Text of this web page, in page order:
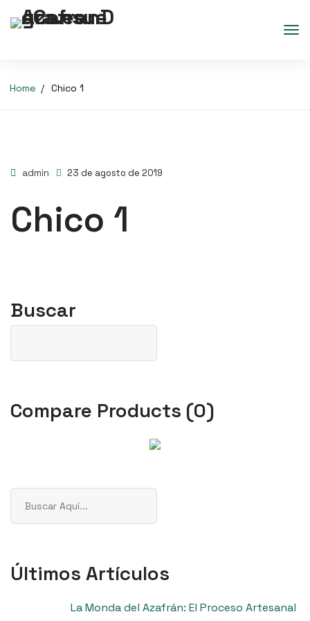
Home Chico 1
admin 23 de agosto de 2019
Chico 1
Buscar
Compare Products (0)
Buscar
Últimos Artículos
La Monda del Azafrán: El Proceso Artesanal